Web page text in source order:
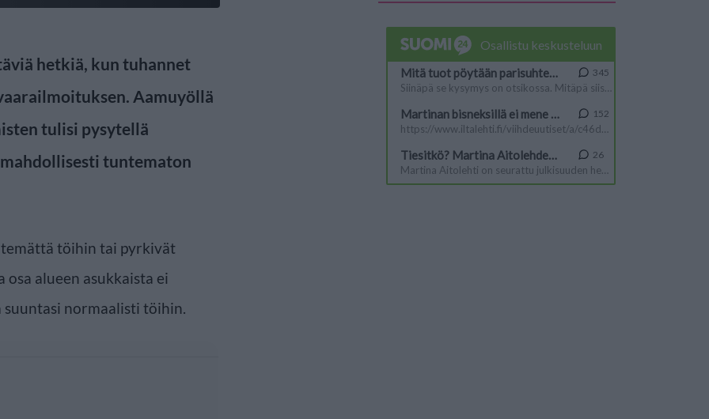
hetkiä, kun tuhannet
Aamuyöllä
tulisi pysytellä
tuntematon
töihin tai pyrkivät
alueen asukkaista ei
suuntasi normaalisti töihin.